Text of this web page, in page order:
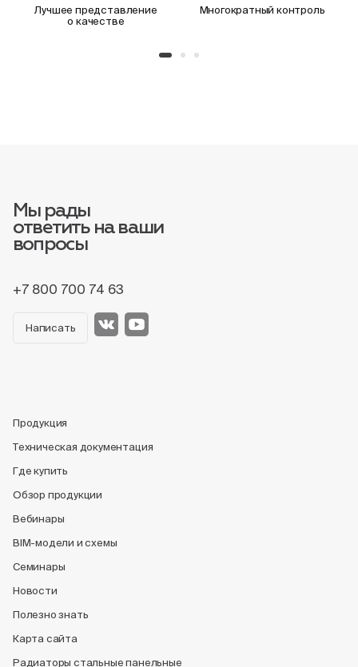
Лучшее представление
о качестве
Многократный контроль
Мы рады
ответить на ваши
вопросы
+7 800 700 74 63
Написать
Продукция
Техническая документация
Где купить
Обзор продукции
Вебинары
BIM-модели и схемы
Семинары
Новости
Полезно знать
Карта сайта
Радиаторы стальные панельные